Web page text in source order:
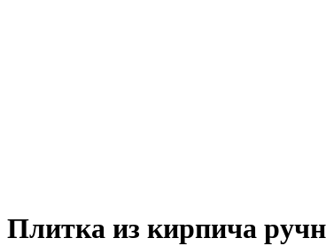
Плитка из кирпича